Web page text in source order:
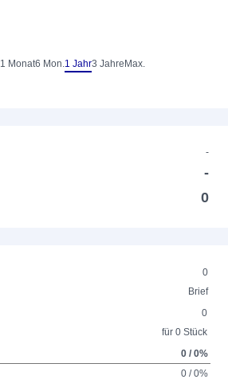
1 Monat6 Mon.1 Jahr3 Jahre Max.
-
-
0
0
Brief
0
für 0 Stück
0 / 0%
0 / 0%